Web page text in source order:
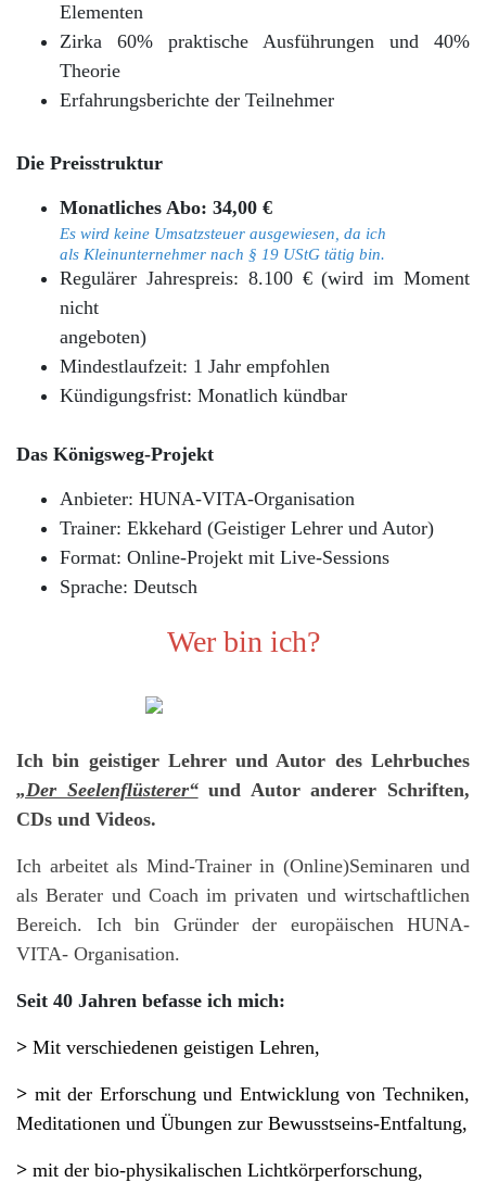
Elementen
Zirka 60% praktische Ausführungen und 40%
Theorie
Erfahrungsberichte der Teilnehmer
Die Preisstruktur
Monatliches Abo: 34,00 €
Es wird keine Umsatzsteuer ausgewiesen, da ich
als Kleinunternehmer nach § 19 UStG tätig bin.
Regulärer Jahrespreis: 8.100 € (wird im Moment
nicht
angeboten)
Mindestlaufzeit: 1 Jahr empfohlen
Kündigungsfrist: Monatlich kündbar
Das Königsweg-Projekt
Anbieter: HUNA-VITA-Organisation
Trainer: Ekkehard (Geistiger Lehrer und Autor)
Format: Online-Projekt mit Live-Sessions
Sprache: Deutsch
Wer bin ich?
Ich bin geistiger Lehrer und Autor des Lehrbuches
„Der Seelenflüsterer“ und Autor anderer Schriften,
CDs und Videos.
Ich arbeitet als Mind-Trainer in (Online)Seminaren und
als Berater und Coach im privaten und wirtschaftlichen
Bereich. Ich bin Gründer der europäischen HUNA-
VITA- Organisation.
Seit 40 Jahren befasse ich mich:
> Mit verschiedenen geistigen Lehren,
> mit der Erforschung und Entwicklung von Techniken,
Meditationen und Übungen zur Bewusstseins-Entfaltung,
> mit der bio-physikalischen Lichtkörperforschung,